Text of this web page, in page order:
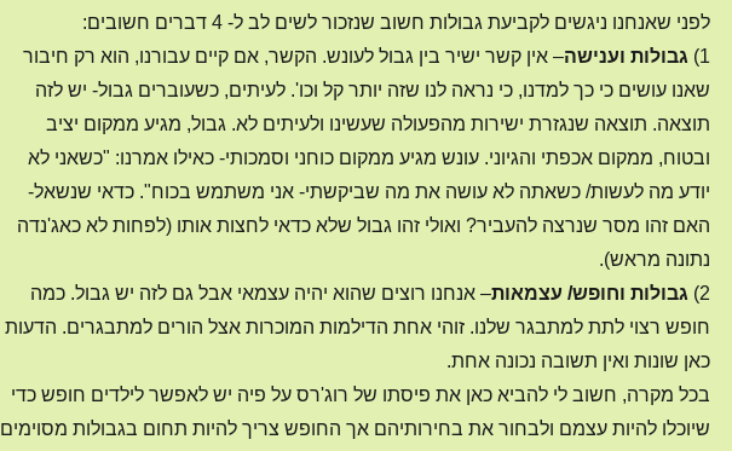
לפני שאנחנו ניגשים לקביעת גבולות חשוב שנזכור לשים לב ל- 4 דברים חשובים:
1)
גבולות וענישה– אין קשר ישיר בין גבול לעונש. הקשר, אם קיים עבורנו, הוא רק חיבור
שאנו עושים כי כך למדנו, כי נראה לנו שזה יותר קל וכו'. לעיתים, כשעוברים גבול- יש לזה
תוצאה. תוצאה שנגזרת ישירות מהפעולה שעשינו ולעיתים לא. גבול, מגיע ממקום יציב
ובטוח, ממקום אכפתי והגיוני. עונש מגיע ממקום כוחני וסמכותי- כאילו אמרנו: "כשאני לא
יודע מה לעשות/ כשאתה לא עושה את מה שביקשתי- אני משתמש בכוח". כדאי שנשאל-
האם זהו מסר שנרצה להעביר? ואולי זהו גבול שלא כדאי לחצות אותו (לפחות לא כאג'נדה
נתונה מראש).
2)
גבולות וחופש/ עצמאות– אנחנו רוצים שהוא יהיה עצמאי אבל גם לזה יש גבול. כמה
חופש רצוי לתת למתבגר שלנו. זוהי אחת הדילמות המוכרות אצל הורים למתבגרים. הדעות
כאן שונות ואין תשובה נכונה אחת.
בכל מקרה, חשוב לי להביא כאן את פיסתו של רוג'רס על פיה יש לאפשר לילדים חופש כדי
שיוכלו להיות עצמם ולבחור את בחירותיהם אך החופש צריך להיות תחום בגבולות מסוימים